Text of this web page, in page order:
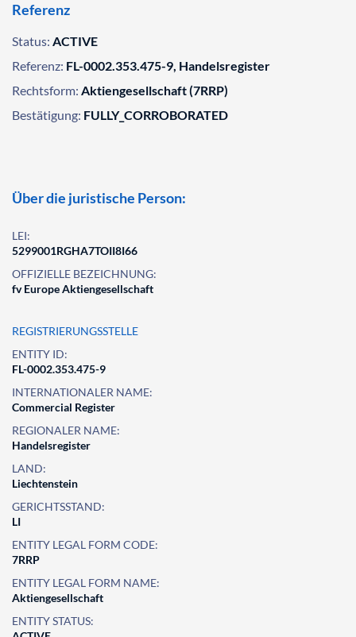
Referenz
Status: ACTIVE
Referenz: FL-0002.353.475-9, Handelsregister
Rechtsform: Aktiengesellschaft (7RRP)
Bestätigung: FULLY_CORROBORATED
Über die juristische Person:
LEI:
5299001RGHA7TOII8I66
OFFIZIELLE BEZEICHNUNG:
fv Europe Aktiengesellschaft
REGISTRIERUNGSSTELLE
ENTITY ID:
FL-0002.353.475-9
INTERNATIONALER NAME:
Commercial Register
REGIONALER NAME:
Handelsregister
LAND:
Liechtenstein
GERICHTSSTAND:
LI
ENTITY LEGAL FORM CODE:
7RRP
ENTITY LEGAL FORM NAME:
Aktiengesellschaft
ENTITY STATUS: